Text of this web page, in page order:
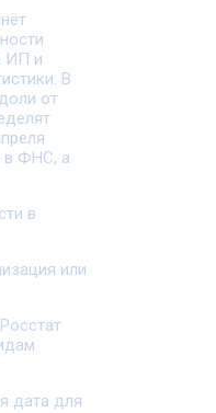
ИП и
В
от
в ФНС, а
в
или
дата для